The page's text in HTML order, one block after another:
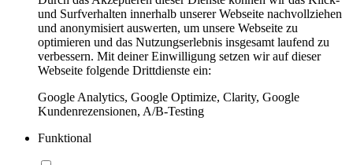
und Surfverhalten innerhalb unserer Webseite nachvollziehen
und anonymisiert auswerten, um unsere Webseite zu
optimieren und das Nutzungserlebnis insgesamt laufend zu
verbessern. Mit deiner Einwilligung setzen wir auf dieser
Webseite folgende Drittdienste ein:
Google Analytics, Google Optimize, Clarity, Google
Kundenrezensionen, A/B-Testing
Funktional